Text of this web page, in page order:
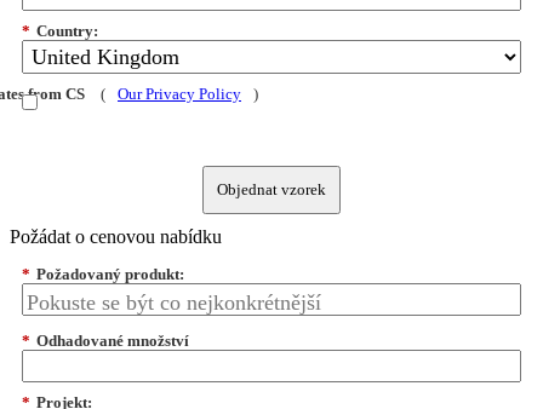
* Country:
from CS ( Our Privacy Policy )
Objednat vzorek
Požádat o cenovou nabídku
* Požadovaný produkt:
* Odhadované množství
* Projekt: